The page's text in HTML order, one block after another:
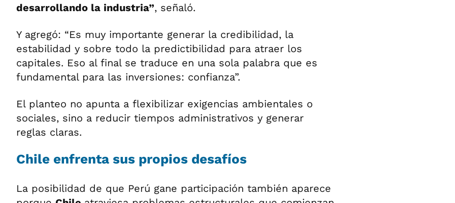
desarrollando la industria”, señaló.
Y agregó: “Es muy importante generar la credibilidad, la
estabilidad y sobre todo la predictibilidad para atraer los
capitales. Eso al final se traduce en una sola palabra que es
fundamental para las inversiones: confianza”.
El planteo no apunta a flexibilizar exigencias ambientales o
sociales, sino a reducir tiempos administrativos y generar
reglas claras.
Chile enfrenta sus propios desafíos
La posibilidad de que Perú gane participación también aparece